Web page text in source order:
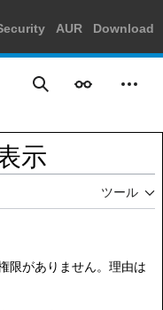
AUR Download
検索 表示 個人
示
ツール
限がありません。理由は